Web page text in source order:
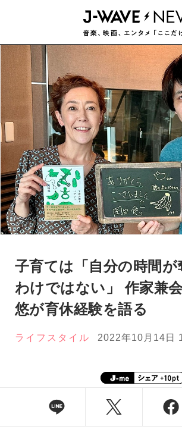
子育ては「自分の時間
わけではない」 作家兼
悠が育休経験を語る
ライフスタイル 2022年10月14日